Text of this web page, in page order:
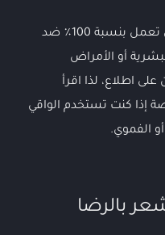
تذكر أنه لا توجد وسيلة منع الحمل تعمل بنسبة 100٪ ضد
أو الأمراض
اطلاع، لذا اقرأ
إذا كنت تستخدم الواقي
الفموي.
بالرضا